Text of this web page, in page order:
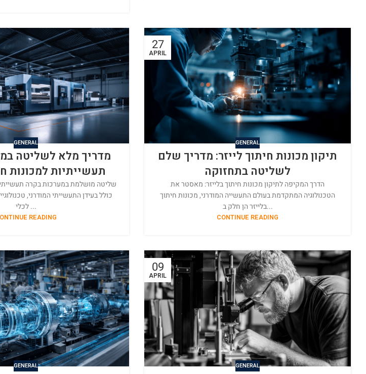
GENERAL
מדריך מלא לשליטה
תעשייתיות למכונות
שליטה מושלמת במערכות בקרה
כולל בעידן התעשייתי המודרני,
לכלי ...
READING
27
APRIL
GENERAL
תיקון מכונות חיתוך לייזר: מדריך שלם
לשליטה בתחזוקה
הדרך המקיפה לתיקון מכונות חיתוך בלייזר: מאסטר את
הטכנולוגיה המתקדמת בעולם התעשייה המודרני, מכונות חיתוך
בלייזר הן חלק ב...
CONTINUE READING
GENERAL
09
APRIL
GENERAL